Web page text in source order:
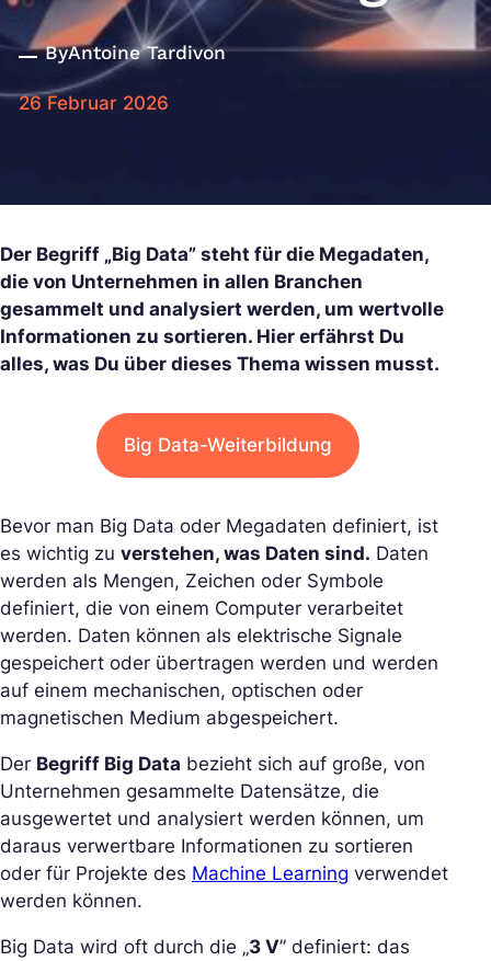
ByAntoine Tardivon
26 Februar 2026
Der Begriff „Big Data” steht für die Megadaten,
die von Unternehmen in allen Branchen
gesammelt und analysiert werden, um wertvolle
Informationen zu sortieren. Hier erfährst Du
alles, was Du über dieses Thema wissen musst.
Big Data-Weiterbildung
Bevor man Big Data oder Megadaten definiert, ist
es wichtig zu verstehen, was Daten sind. Daten
werden als Mengen, Zeichen oder Symbole
definiert, die von einem Computer verarbeitet
werden. Daten können als elektrische Signale
gespeichert oder übertragen werden und werden
auf einem mechanischen, optischen oder
magnetischen Medium abgespeichert.
Der Begriff Big Data bezieht sich auf große, von
Unternehmen gesammelte Datensätze, die
ausgewertet und analysiert werden können, um
daraus verwertbare Informationen zu sortieren
oder für Projekte des Machine Learning verwendet
werden können.
Big Data wird oft durch die „3 V” definiert: das